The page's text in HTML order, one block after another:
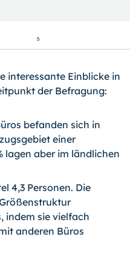
interessante Einblicke in
der Befragung:
befanden sich in
einer
lagen aber im ländlichen
4,3 Personen. Die
indem sie vielfach
anderen Büros